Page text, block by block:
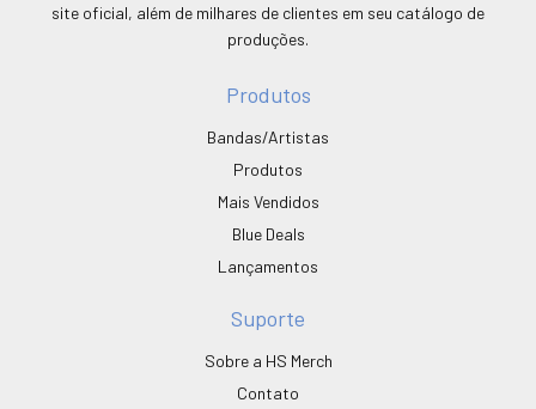
site oficial, além de milhares de clientes em seu catálogo de
produções.
Produtos
Bandas/Artistas
Produtos
Mais Vendidos
Blue Deals
Lançamentos
Suporte
Sobre a HS Merch
Contato